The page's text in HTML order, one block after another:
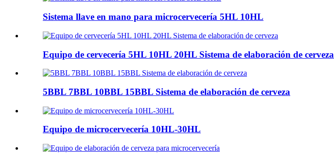
Sistema llave en mano para microcervecería 5HL 10HL
Equipo de cervecería 5HL 10HL 20HL Sistema de elaboración de cerveza
5BBL 7BBL 10BBL 15BBL Sistema de elaboración de cerveza
Equipo de microcervecería 10HL-30HL